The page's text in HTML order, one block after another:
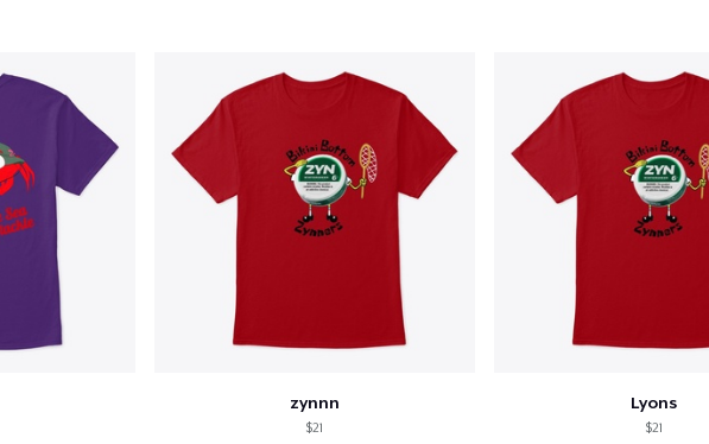
zynnn
$21
Lyons
$21
article ajouté au Panier